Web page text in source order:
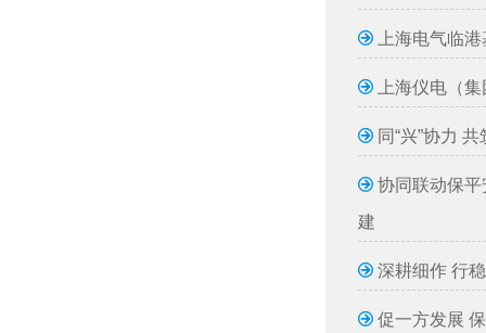
上海电气临
上海仪电（
同“兴”协力
协同联动保
建
深耕细作 行
促一方发展